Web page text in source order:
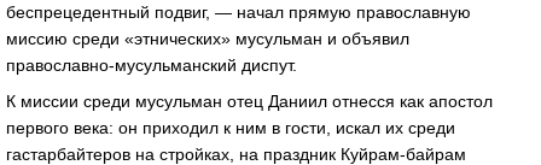
беспрецедентный подвиг, — начал прямую православную
миссию среди «этнических» мусульман и объявил
православно-мусульманский диспут.
К миссии среди мусульман отец Даниил отнесся как апостол
первого века: он приходил к ним в гости, искал их среди
гастарбайтеров на стройках, на праздник Куйрам-байрам